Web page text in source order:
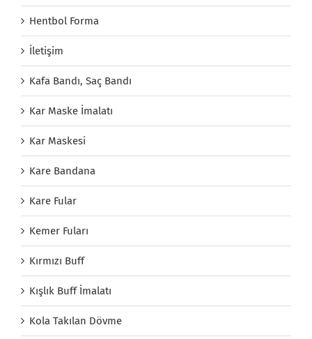
Hentbol Forma
İletişim
Kafa Bandı, Saç Bandı
Kar Maske İmalatı
Kar Maskesi
Kare Bandana
Kare Fular
Kemer Fuları
Kırmızı Buff
Kışlık Buff İmalatı
Kola Takılan Dövme